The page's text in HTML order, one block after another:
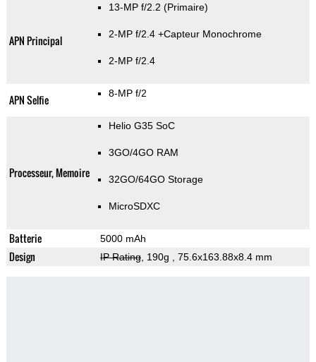
APN Principal
13-MP f/2.2 (Primaire)
2-MP f/2.4 +Capteur Monochrome
2-MP f/2.4
APN Selfie 8-MP f/2
Processeur, Memoire
Helio G35 SoC
3GO/4GO RAM
32GO/64GO Storage
MicroSDXC
Batterie 5000 mAh
Design IP Rating, 190g , 75.6x163.88x8.4 mm